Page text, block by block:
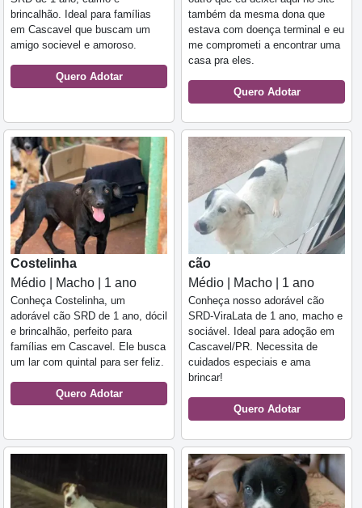
brincalhão. Ideal para famílias
em Cascavel que buscam um
amigo socievel e amoroso.
Quero Adotar
também da mesma dona que
estava com doença terminal e eu
me comprometi a encontrar uma
casa pra eles.
Quero Adotar
Costelinha
Médio | Macho | 1 ano
Conheça Costelinha, um
adorável cão SRD de 1 ano, dócil
e brincalhão, perfeito para
famílias em Cascavel. Ele busca
um lar com quintal para ser feliz.
Quero Adotar
cão
Médio | Macho | 1 ano
Conheça nosso adorável cão
SRD-ViraLata de 1 ano, macho e
sociável. Ideal para adoção em
Cascavel/PR. Necessita de
cuidados especiais e ama
brincar!
Quero Adotar